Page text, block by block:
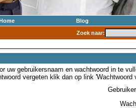
Blog
Zoek naar:
uw gebruikersnaam en wachtwoord in te
vergeten klik dan op link 'Wachtwoord